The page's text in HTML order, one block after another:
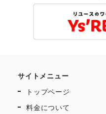
サイトメニュー
トップページ
料金について